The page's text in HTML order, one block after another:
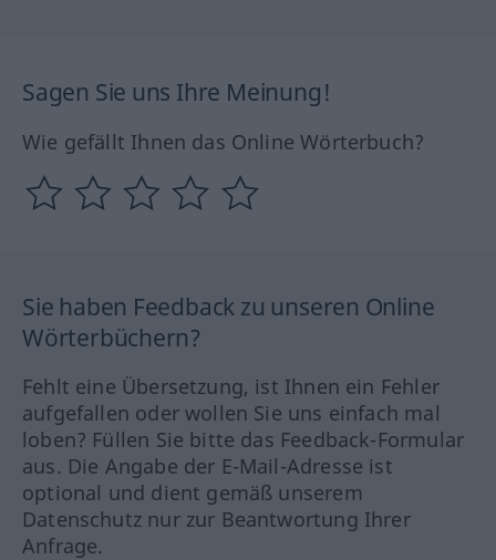
Sagen Sie uns Ihre Meinung!
Wie gefällt Ihnen das Online Wörterbuch?
Sie haben Feedback zu unseren Online
Wörterbüchern?
Fehlt eine Übersetzung, ist Ihnen ein Fehler
aufgefallen oder wollen Sie uns einfach mal
loben? Füllen Sie bitte das Feedback-Formular
aus. Die Angabe der E-Mail-Adresse ist
optional und dient gemäß unserem
Datenschutz nur zur Beantwortung Ihrer
Anfrage.